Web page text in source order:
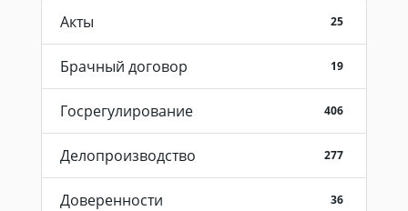
Акты 25
Брачный договор 19
Госрегулирование 406
Делопроизводство 277
Доверенности 36